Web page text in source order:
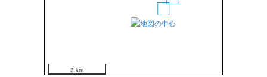
3 km